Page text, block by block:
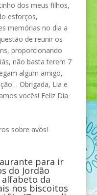
dos meus filhos,
esforços,
memórias no dia a
de reunir os
proporcionando
não basta terem 7
algum amigo,
Obrigada, Lia e
vocês! Feliz Dia
sobre avós!
para ir
do Jordão
da
nos biscoitos